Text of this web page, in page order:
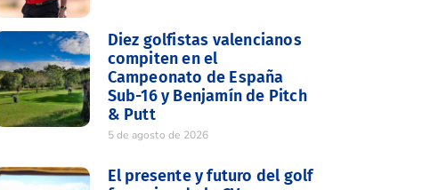
Diez golfistas valencianos
compiten en el
Campeonato de España
Sub-16 y Benjamín de Pitch
& Putt
5 de agosto de 2026
El presente y futuro del golf